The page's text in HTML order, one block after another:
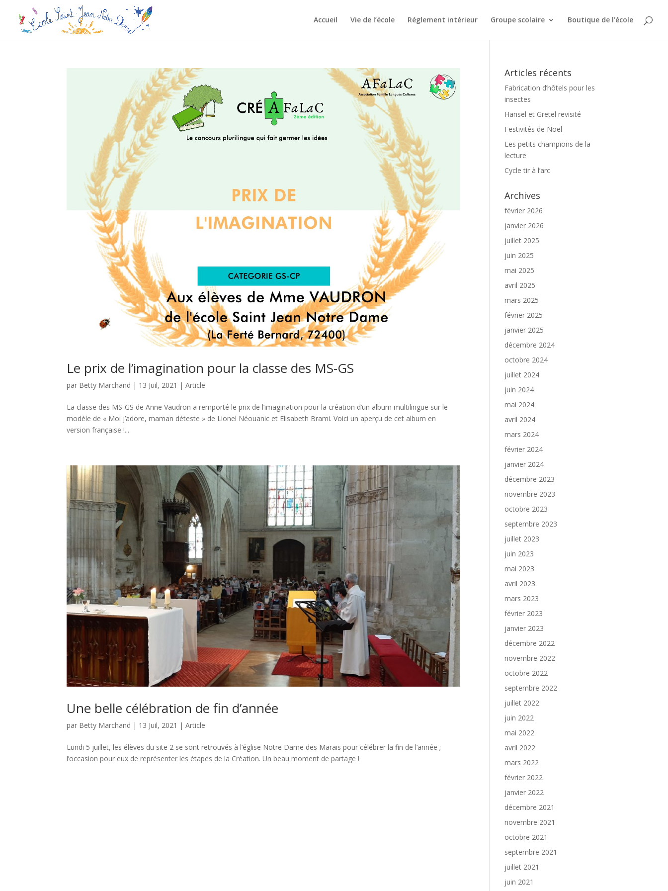
Accueil Vie de l’école Réglement intérieur Groupe scolaire Boutique de l’école
Le prix de l’imagination pour la classe des MS-GS
par Betty Marchand | 13 Juil, 2021 |Article
La classe des MS-GS de Anne Vaudron a remporté le prix de l’imagination pour la création d’un album multilingue sur le
modèle de « Moi j’adore, maman déteste » de Lionel Néouanic et Elisabeth Brami. Voici un aperçu de cet album en
version française !...
Une belle célébration de fin d’année
par Betty Marchand | 13 Juil, 2021 |Article
Lundi 5 juillet, les élèves du site 2 se sont retrouvés à l’église Notre Dame des Marais pour célébrer la fin de l’année ;
l’occasion pour eux de représenter les étapes de la Création. Un beau moment de partage !
Articles récents
Fabrication d’hôtels pour les
insectes
Hansel et Gretel revisité
Festivités de Noël
Les petits champions de la
lecture
Cycle tir à l’arc
Archives
février 2026
janvier 2026
juillet 2025
juin 2025
mai 2025
avril 2025
mars 2025
février 2025
janvier 2025
décembre 2024
octobre 2024
juillet 2024
juin 2024
mai 2024
avril 2024
mars 2024
février 2024
janvier 2024
décembre 2023
novembre 2023
octobre 2023
septembre 2023
juillet 2023
juin 2023
mai 2023
avril 2023
mars 2023
février 2023
janvier 2023
décembre 2022
novembre 2022
octobre 2022
septembre 2022
juillet 2022
juin 2022
mai 2022
avril 2022
mars 2022
février 2022
janvier 2022
décembre 2021
novembre 2021
octobre 2021
septembre 2021
juillet 2021
juin 2021